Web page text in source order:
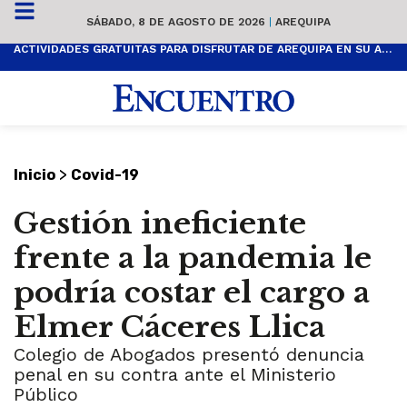
SÁBADO, 8 DE AGOSTO DE 2026 | AREQUIPA
ACTIVIDADES GRATUITAS PARA DISFRUTAR DE AREQUIPA EN SU ANIVERSARIO
Inicio > Covid-19
Gestión ineficiente
frente a la pandemia le
podría costar el cargo a
Elmer Cáceres Llica
Colegio de Abogados presentó denuncia
penal en su contra ante el Ministerio
Público